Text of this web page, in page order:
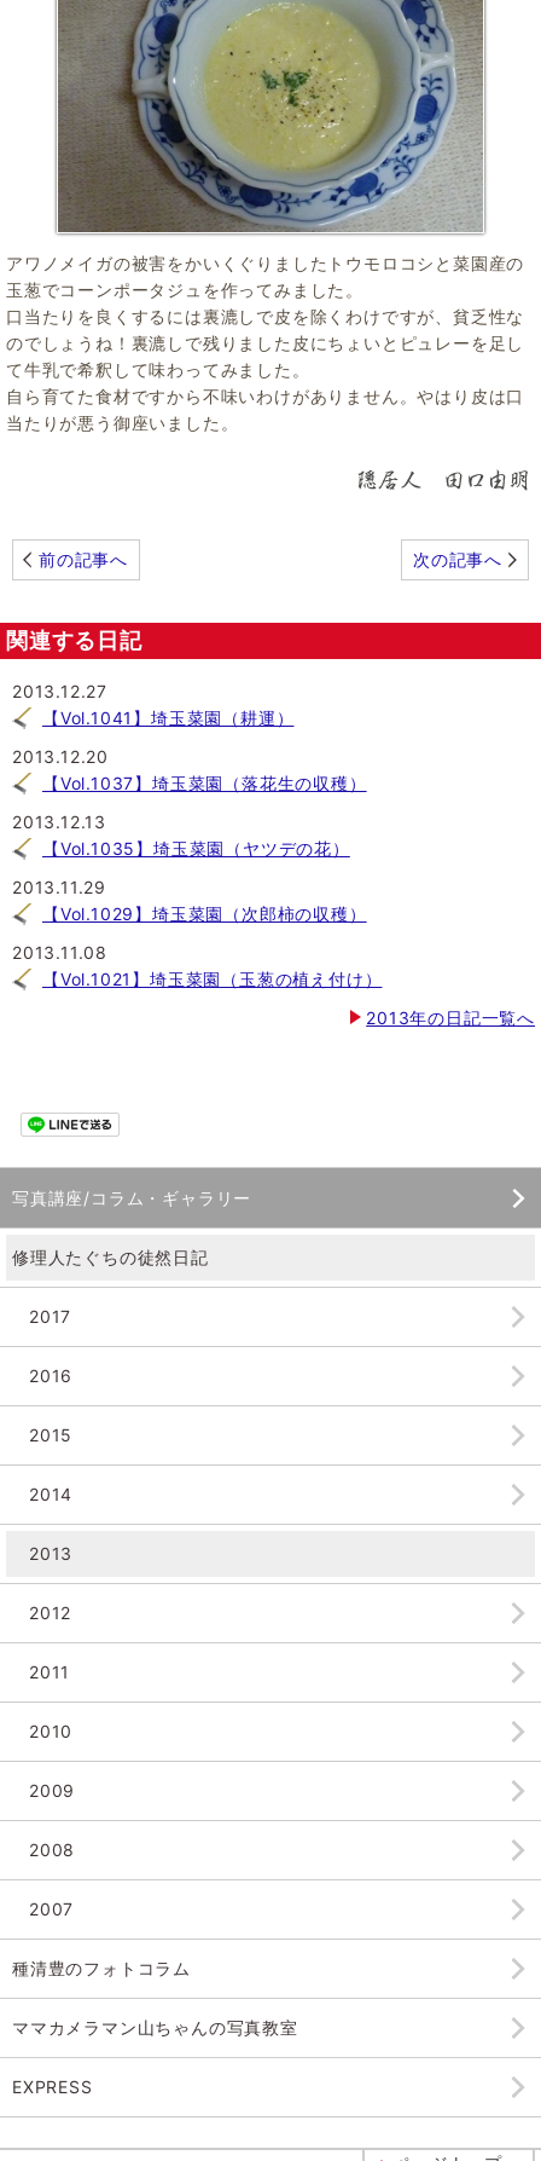
アワノメイガの被害をかいくぐりましたトウモロコシと菜園産の
玉葱でコーンポータジュを作ってみました。
口当たりを良くするには裏漉しで皮を除くわけですが、貧乏性な
のでしょうね！裏漉しで残りました皮にちょいとピュレーを足し
て牛乳で希釈して味わってみました。
自ら育てた食材ですから不味いわけがありません。やはり皮は口
当たりが悪う御座いました。
前の記事へ 次の記事へ
関連する日記
2013.12.27
【Vol.1041】埼玉菜園（耕運）
2013.12.20
【Vol.1037】埼玉菜園（落花生の収穫）
2013.12.13
【Vol.1035】埼玉菜園（ヤツデの花）
2013.11.29
【Vol.1029】埼玉菜園（次郎柿の収穫）
2013.11.08
【Vol.1021】埼玉菜園（玉葱の植え付け）
2013年の日記一覧へ
写真講座/コラム・ギャラリー
修理人たぐちの徒然日記
2017
2016
2015
2014
2013
2012
2011
2010
2009
2008
2007
種清豊のフォトコラム
ママカメラマン山ちゃんの写真教室
EXPRESS